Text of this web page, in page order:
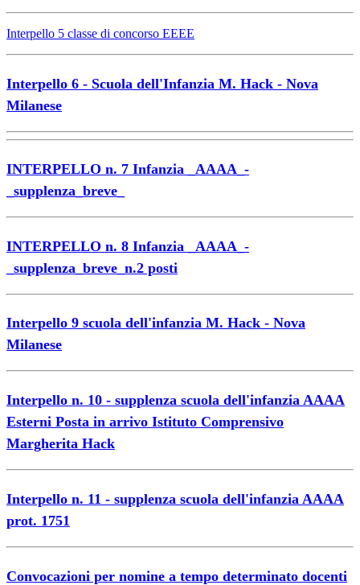
Interpello 5 classe di concorso EEEE
Interpello 6 - Scuola dell'Infanzia M. Hack - Nova
Milanese
INTERPELLO n. 7 Infanzia _AAAA_-
_supplenza_breve_
INTERPELLO n. 8 Infanzia _AAAA_-
_supplenza_breve_n.2 posti
Interpello 9 scuola dell'infanzia M. Hack - Nova
Milanese
Interpello n. 10 - supplenza scuola dell'infanzia AAAA
Esterni Posta in arrivo Istituto Comprensivo
Margherita Hack
Interpello n. 11 - supplenza scuola dell'infanzia AAAA
prot. 1751
Convocazioni per nomine a tempo determinato docenti